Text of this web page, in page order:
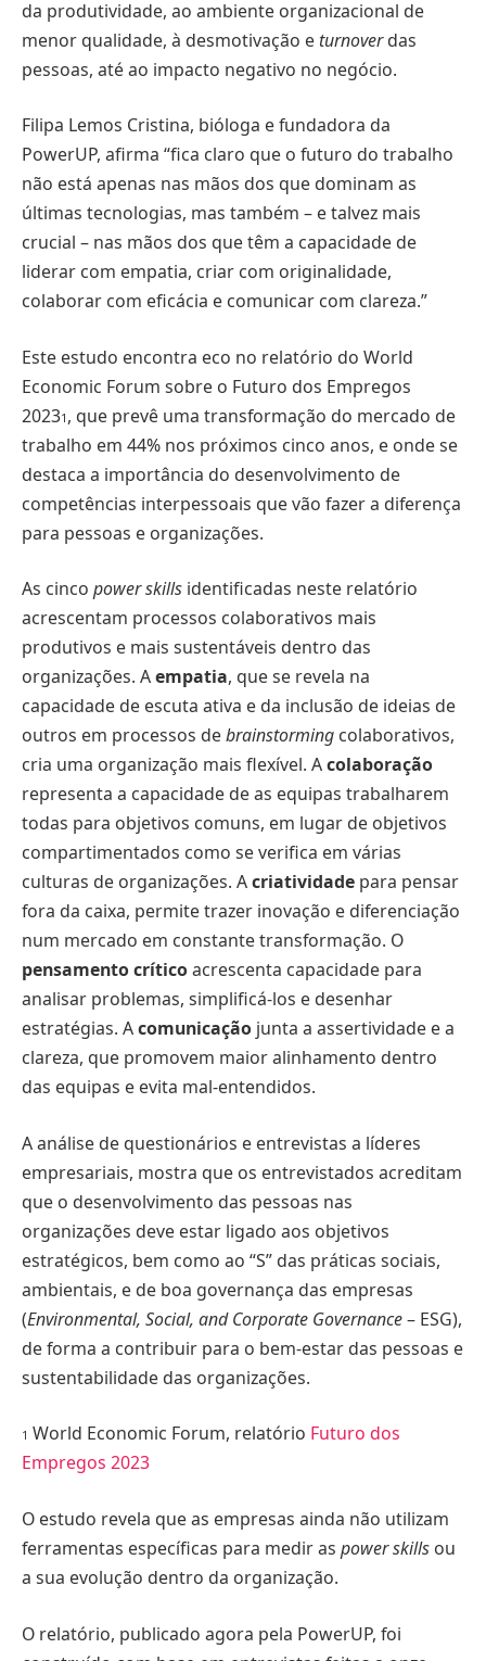
da produtividade, ao ambiente organizacional de
menor qualidade, à desmotivação e turnoverdas
pessoas, até ao impacto negativo no negócio.
Filipa Lemos Cristina, bióloga e fundadora da
PowerUP, aﬁrma “ﬁca claro que o futuro do trabalho
não está apenas nas mãos dos que dominam as
últimas tecnologias, mas também – e talvez mais
crucial – nas mãos dos que têm a capacidade de
liderar com empatia, criar com originalidade,
colaborar com eﬁcácia e comunicar com clareza.”
Este estudo encontra eco no relatório do World
Economic Forum sobre o Futuro dos Empregos
20231 , que prevê uma transformação do mercado de
trabalho em 44% nos próximos cinco anos, e onde se
destaca a importância do desenvolvimento de
competências interpessoais que vão fazer a diferença
para pessoas e organizações.
As cinco powerskills identiﬁcadas neste relatório
acrescentam processos colaborativos mais
produtivos e mais sustentáveis dentro das
organizações. Aempatia, que se revela na
capacidade de escuta ativa e da inclusão de ideias de
outros em processos debrainstorming colaborativos,
cria uma organização mais ﬂexível. Acolaboração
representa a capacidade de as equipas trabalharem
todas para objetivos comuns, em lugar de objetivos
compartimentados como se veriﬁca em várias
culturas de organizações. Acriatividade para pensar
fora da caixa, permite trazer inovação e diferenciação
num mercado em constante transformação. O
pensamentocríticoacrescenta capacidade para
analisar problemas, simpliﬁcá-los e desenhar
estratégias. Acomunicação junta a assertividade e a
clareza, que promovem maior alinhamento dentro
das equipas e evita mal-entendidos.
A análise de questionários e entrevistas a líderes
empresariais, mostra que os entrevistados acreditam
que o desenvolvimento das pessoas nas
organizações deve estar ligado aos objetivos
estratégicos, bem como ao “S” das práticas sociais,
ambientais, e de boa governança das empresas
(Environmental, Social, and Corporate Governance– ESG),
de forma a contribuir para o bem-estar das pessoas e
sustentabilidade das organizações.
1 World Economic Forum, relatório Futuro dos
Empregos 2023
O estudo revela que as empresas ainda não utilizam
ferramentas especíﬁcas para medir as power skills ou
a sua evolução dentro da organização.
O relatório, publicado agora pela PowerUP, foi